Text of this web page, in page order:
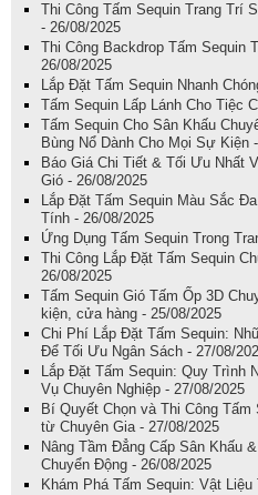
Thi Công Tấm Sequin Trang Trí
- 26/08/2025
Thi Công Backdrop Tấm Sequin
26/08/2025
Lắp Đặt Tấm Sequin Nhanh
Tấm Sequin Lấp Lánh Cho Tiệc
Tấm Sequin Cho Sân Khấu
Bùng Nổ Dành Cho Mọi Sự Kiện
Báo Giá Chi Tiết & Tối Ưu Nhất
Gió - 26/08/2025
Lắp Đặt Tấm Sequin Màu Sắc
Tính - 26/08/2025
Ứng Dụng Tấm Sequin Trong
Thi Công Lắp Đặt Tấm Sequin
26/08/2025
Tấm Sequin Gió Tấm Ốp 3D
kiện, cửa hàng - 25/08/2025
Chi Phí Lắp Đặt Tấm Sequin:
Để Tối Ưu Ngân Sách - 27/08/
Lắp Đặt Tấm Sequin: Quy Trình
Vụ Chuyên Nghiệp - 27/08/2025
Bí Quyết Chọn và Thi Công
từ Chuyên Gia - 27/08/2025
Nâng Tầm Đẳng Cấp Sân Khấu
Chuyển Động - 26/08/2025
Khám Phá Tấm Sequin: Vật